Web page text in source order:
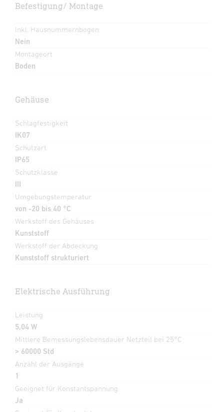
Befestigung/ Montage
Inkl. Hausnummernbogen
Nein
Montageort
Boden
Gehäuse
Schlagfestigkeit
IK07
Schutzart
IP65
Schutzklasse
III
Umgebungstemperatur
von -20 bis 40 °C
Werkstoff des Gehäuses
Kunststoff
Werkstoff der Abdeckung
Kunststoff strukturiert
Elektrische Ausführung
Leistung
5,04 W
Mittlere Bemessungslebensdauer Netzteil bei 25°C
> 60000 Std
Anzahl der Ausgänge
1
Geeignet für Konstantspannung
Ja